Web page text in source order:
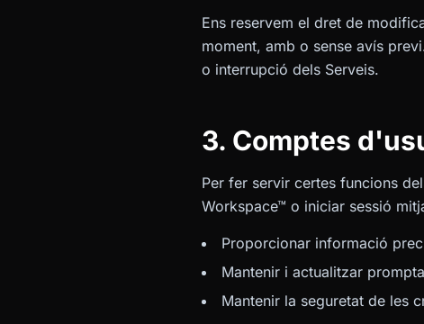
Ens reservem el dret de
moment, amb o sense avís
o interrupció dels Serveis.
3. Comptes
Per fer servir certes funcions
Workspace™ o iniciar sessió
Proporcionar informació
Mantenir i actualitzar
Mantenir la seguretat de les